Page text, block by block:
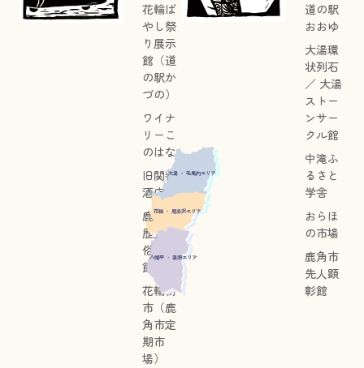
花輪ば
やし祭
り展示
館（道
の駅か
づの）
ワイナ
リーこ
のはな
旧関善
酒店
鹿角市
歴史民
俗資料
館
花輪朝
市（鹿
角市定
期市
場）
道の駅
おおゆ
大湯環
状列石
／ 大湯
ストー
ンサー
クル館
中滝ふ
るさと
学舎
おらほ
の市場
鹿角市
先人顕
彰館
大湯 ・ 毛馬内エリア
花輪 ・ 尾去沢エリア
八幡平 ・ 湯瀬エリア